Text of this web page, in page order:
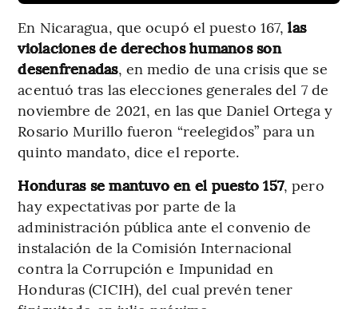
En Nicaragua, que ocupó el puesto 167,las
violaciones de derechos humanos son
desenfrenadas, en medio de una crisis que se
acentuó tras las elecciones generales del 7 de
noviembre de 2021, en las que Daniel Ortega y
Rosario Murillo fueron “reelegidos” para un
quinto mandato, dice el reporte.
Honduras se mantuvo en el puesto 157, pero
hay expectativas por parte de la
administración pública ante el convenio de
instalación de la Comisión Internacional
contra la Corrupción e Impunidad en
Honduras (CICIH), del cual prevén tener